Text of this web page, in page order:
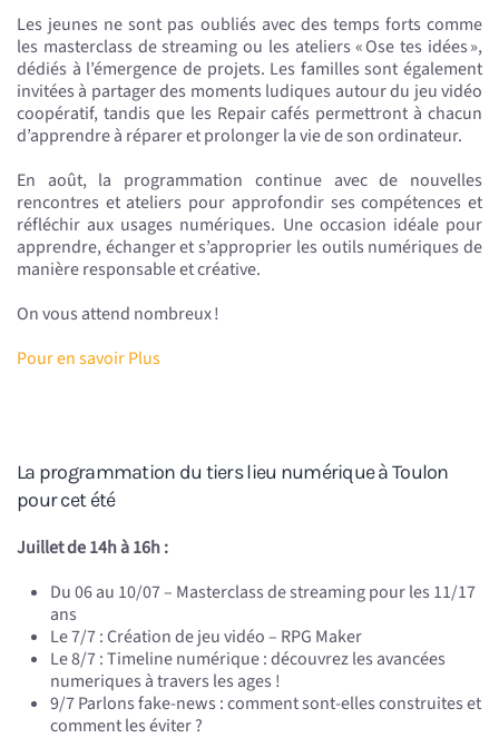
Les jeunes ne sont pas oubliés avec des temps forts comme
les masterclass de streaming ou les ateliers « Ose tes idées »,
dédiés à l’émergence de projets. Les familles sont également
invitées à partager des moments ludiques autour du jeu vidéo
coopératif, tandis que les Repair cafés permettront à chacun
d’apprendre à réparer et prolonger la vie de son ordinateur.
En août, la programmation continue avec de nouvelles
rencontres et ateliers pour approfondir ses compétences et
réfléchir aux usages numériques. Une occasion idéale pour
apprendre, échanger et s’approprier les outils numériques de
manière responsable et créative.
On vous attend nombreux !
Pour en savoir Plus
La programmation du tiers lieu numérique à Toulon
pour cet été
Juillet de 14h à 16h :
Du 06 au 10/07 – Masterclass de streaming pour les 11/17
ans
Le 7/7 : Création de jeu vidéo – RPG Maker
Le 8/7 : Timeline numérique : découvrez les avancées
numeriques à travers les ages !
9/7 Parlons fake-news : comment sont-elles construites et
comment les éviter ?